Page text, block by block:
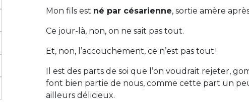
Mon fils est né par césarienne, sortie amère
Ce jour-là, non, on ne sait pas tout.
Et, non, l’accouchement, ce n’est pas tout !
Il est des parts de soi que l’on voudrait rejeter,
font bien partie de nous, comme cette part un
ailleurs délicieux.